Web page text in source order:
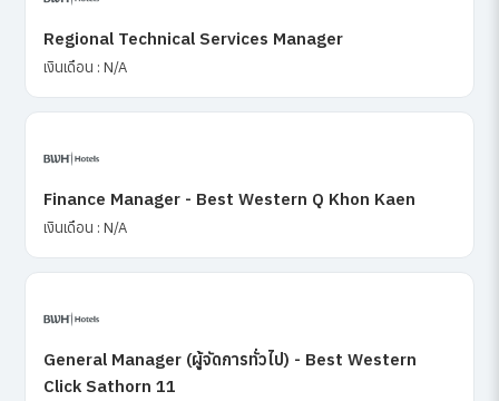
Regional Technical Services Manager
เงินเดือน : N/A
Finance Manager - Best Western Q Khon Kaen
เงินเดือน : N/A
General Manager (ผู้จัดการทั่วไป) - Best Western
Click Sathorn 11